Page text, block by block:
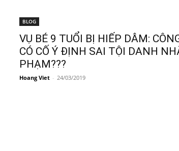
BLOG
VỤ BÉ 9 TUỔI BỊ HIẾP DÂM:
CÓ CỐ Ý ĐỊNH SAI TỘI DANH
PHẠM???
Hoang Viet - 24/03/2019